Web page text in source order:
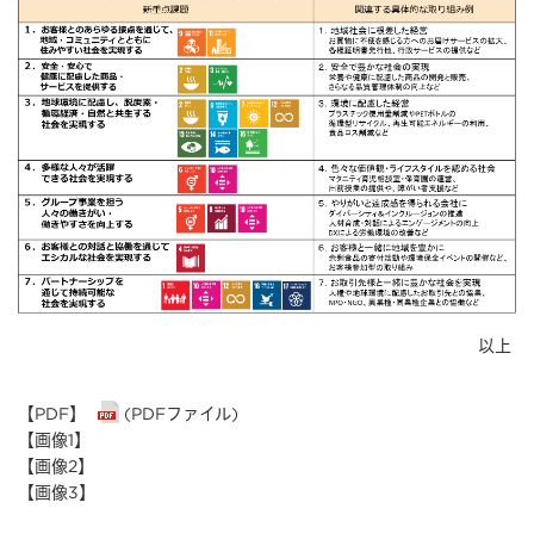
以上
【PDF】
(PDFファイル)
【画像1】
【画像2】
【画像3】